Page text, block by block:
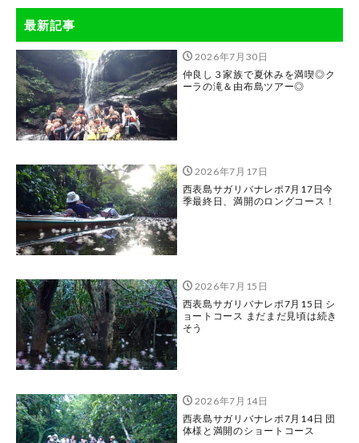
最新記事
2026年7月30日
仲良し３家族で夏休みを満喫◎ク
ーラの滝＆由布島ツアー◎
2026年7月17日
西表島サガリバナレポ7月17日今
季最終日、満開のロングコース！
2026年7月15日
西表島サガリバナレポ7月15日 シ
ョートコース まだまだ見頃は続き
そう
2026年7月14日
西表島サガリバナレポ7月14日 団
体様と満開のショートコース